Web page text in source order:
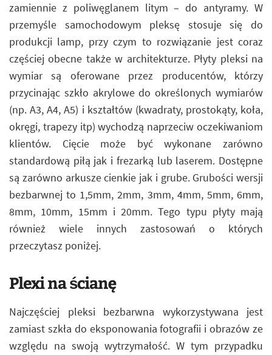
zamiennie z poliwęglanem litym – do antyramy. W
przemyśle samochodowym pleksę stosuje się do
produkcji lamp, przy czym to rozwiązanie jest coraz
częściej obecne także w architekturze. Płyty pleksi na
wymiar są oferowane przez producentów, którzy
przycinając szkło akrylowe do określonych wymiarów
(np. A3, A4, A5) i kształtów (kwadraty, prostokąty, koła,
okręgi, trapezy itp) wychodzą naprzeciw oczekiwaniom
klientów. Cięcie może być wykonane zarówno
standardową piłą jak i frezarką lub laserem. Dostępne
są zarówno arkusze cienkie jak i grube. Grubości wersji
bezbarwnej to 1,5mm, 2mm, 3mm, 4mm, 5mm, 6mm,
8mm, 10mm, 15mm i 20mm. Tego typu płyty mają
również wiele innych zastosowań o których
przeczytasz poniżej.
Plexi na ścianę
Najczęściej pleksi bezbarwna wykorzystywana jest
zamiast szkła do eksponowania fotografii i obrazów ze
względu na swoją wytrzymałość. W tym przypadku